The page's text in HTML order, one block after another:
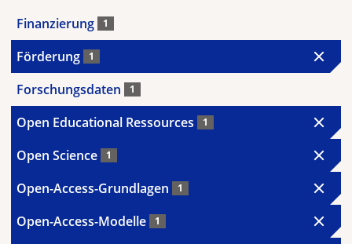
Finanzierung 1
Förderung 1
Forschungsdaten 1
Open Educational Ressources 1
Open Science 1
Open-Access-Grundlagen 1
Open-Access-Modelle 1